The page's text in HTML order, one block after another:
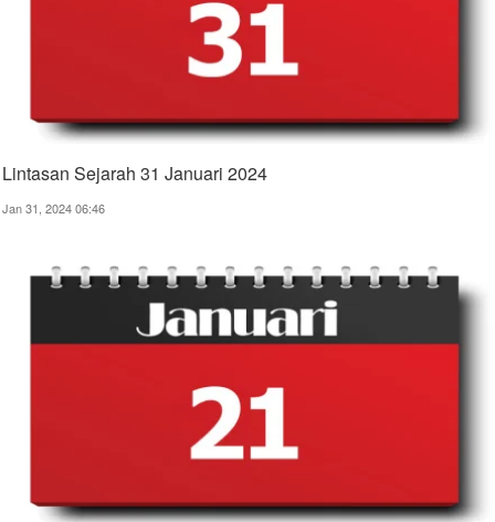
Lintasan Sejarah 31 Januari 2024
Jan 31, 2024 06:46